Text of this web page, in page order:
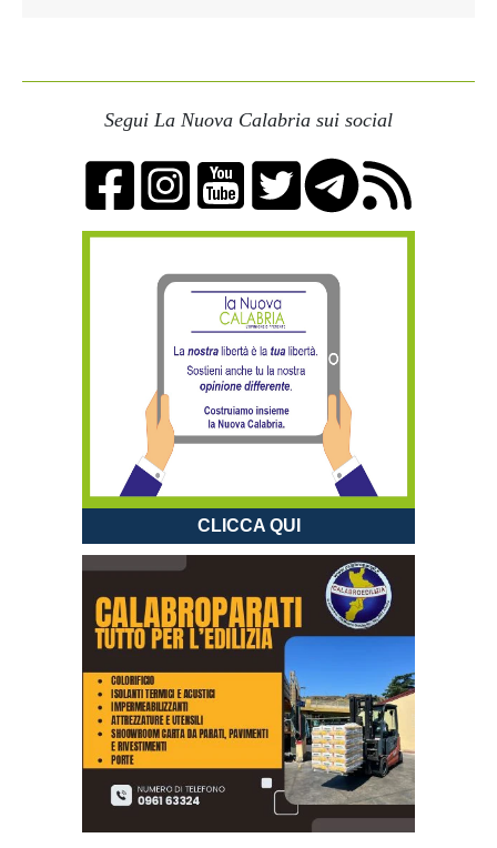
Segui La Nuova Calabria sui social
CLICCA QUI